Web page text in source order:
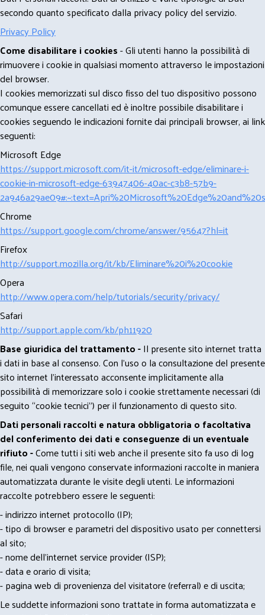
secondo quanto specificato dalla privacy policy del servizio.
Privacy Policy
Come disabilitare i cookies- Gli utenti hanno la possibilità di
rimuovere i cookie in qualsiasi momento attraverso le impostazioni
del browser.
I cookies memorizzati sul disco fisso del tuo dispositivo possono
comunque essere cancellati ed è inoltre possibile disabilitare i
cookies seguendo le indicazioni fornite dai principali browser, ai link
seguenti:
Microsoft Edge
https://support.microsoft.com/it-it/microsoft-edge/eliminare-i-
cookie-in-microsoft-edge-63947406-40ac-c3b8-57b9-
Chrome
https://support.google.com/chrome/answer/95647?hl=it
Firefox
http://support.mozilla.org/it/kb/Eliminare%20i%20cookie
Opera
http://www.opera.com/help/tutorials/security/privacy/
Safari
http://support.apple.com/kb/ph11920
Base giuridica del trattamento -Il presente sito internet tratta
i dati in base al consenso. Con l'uso o la consultazione del presente
sito internet l’interessato acconsente implicitamente alla
possibilità di memorizzare solo i cookie strettamente necessari (di
seguito “cookie tecnici”) per il funzionamento di questo sito.
Dati personali raccolti e natura obbligatoria o facoltativa
del conferimento dei dati e conseguenze di un eventuale
rifiuto -Come tutti i siti web anche il presente sito fa uso di log
file, nei quali vengono conservate informazioni raccolte in maniera
automatizzata durante le visite degli utenti. Le informazioni
raccolte potrebbero essere le seguenti:
- indirizzo internet protocollo (IP);
- tipo di browser e parametri del dispositivo usato per connettersi
al sito;
- nome dell'internet service provider (ISP);
- data e orario di visita;
- pagina web di provenienza del visitatore (referral) e di uscita;
Le suddette informazioni sono trattate in forma automatizzata e